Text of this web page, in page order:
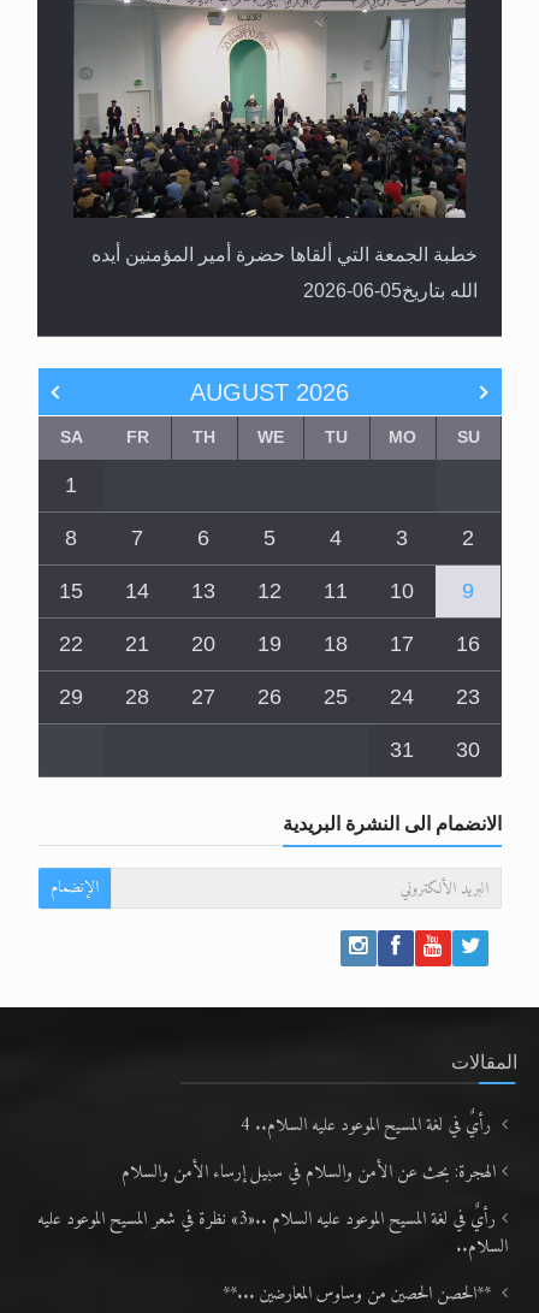
خطبة الجمعة التي ألقاها حضرة أمير المؤمنين أيده
الله بتاريخ05-06-2026
AUGUST 2026
SU
MO
TU
WE
TH
FR
SA
1
2
3
4
5
6
7
8
9
10
11
12
13
14
15
16
17
18
19
20
21
22
23
24
25
26
27
28
29
30
31
الانضمام الى النشرة البريدية
الإنضمام
المقالات
رأيٌ في لغة المسيح الموعود عليه السلام.. 4
الهجرة: بحث عن الأمن والسلام في سبيل إرساء الأمن والسلام
رأيٌ في لغة المسيح الموعود عليه السلام ..«3» نظرة في شعر المسيح الموعود عليه
السلام..
**الحصن الحصين من وساوس المعارضين ...**